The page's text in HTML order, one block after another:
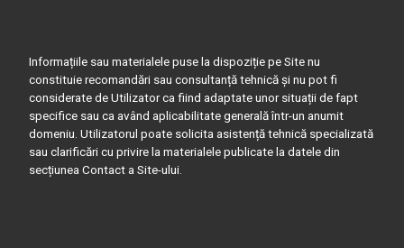
Informațiile sau materialele puse la dispoziție pe Site nu
constituie recomandări sau consultanță tehnică și nu pot fi
considerate de Utilizator ca fiind adaptate unor situații de fapt
specifice sau ca având aplicabilitate generală într-un anumit
domeniu. Utilizatorul poate solicita asistență tehnică specializată
sau clarificări cu privire la materialele publicate la datele din
secțiunea Contact a Site-ului.